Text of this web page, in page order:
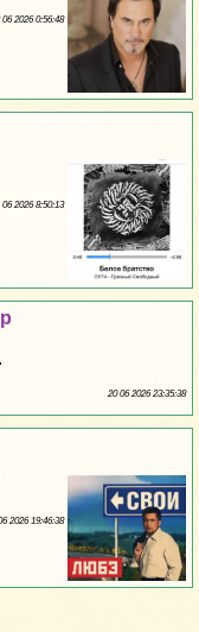
06 2026 0:56:48
06 2026 8:50:13
20 06 2026 23:35:38
2026 19:46:38